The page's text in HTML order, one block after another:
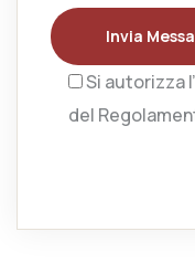
Invia
Si autorizza
del